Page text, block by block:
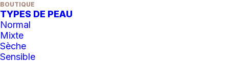
BOUTIQUE
TYPES DE PEAU
Normal
Mixte
Sèche
Sensible